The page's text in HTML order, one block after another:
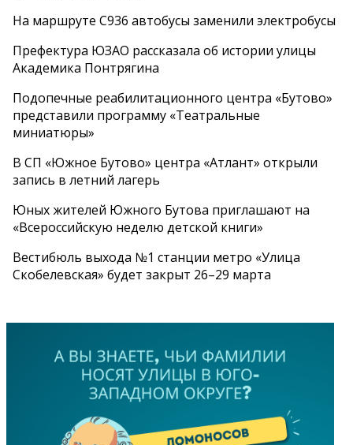
На маршруте С936 автобусы заменили электробусы
Префектура ЮЗАО рассказала об истории улицы
Академика Понтрягина
Подопечные реабилитационного центра «Бутово»
представили программу «Театральные
миниатюры»
В СП «Южное Бутово» центра «Атлант» открыли
запись в летний лагерь
Юных жителей Южного Бутова приглашают на
«Всероссийскую неделю детской книги»
Вестибюль выхода №1 станции метро «Улица
Скобелевская» будет закрыт 26–29 марта